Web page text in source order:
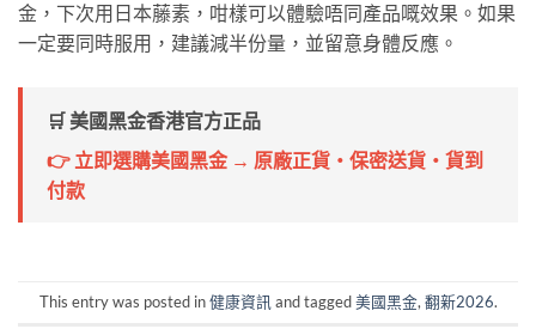
金，下次用日本藤素，咁樣可以體驗唔同產品嘅效果。如果
一定要同時服用，建議減半份量，並留意身體反應。
🛒 美國黑金香港官方正品
👉 立即選購美國黑金 → 原廠正貨・保密送貨・貨到
付款
This entry was posted in健康資訊and tagged美國黑金,翻新2026.